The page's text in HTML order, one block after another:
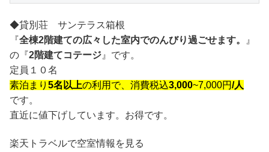
◆貸別荘 サンテラス箱根
『全棟2階建ての広々した室内でのんびり過ごせます。
』
の『2階建てコテージ 』です。
定員１０名
素泊まり 5名以上の利用で、消費税込3,000~7,000円/人
です。
直近に値下げしています。お得です。
楽天トラベルで空室情報を見る